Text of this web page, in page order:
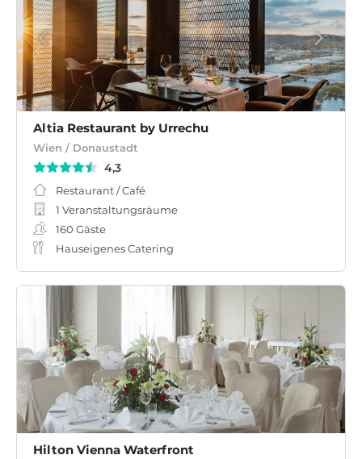
Altia Restaurant by Urrechu
Wien / Donaustadt
4,3
Restaurant / Café
1 Veranstaltungsräume
160 Gäste
Hauseigenes Catering
Hilton Vienna Waterfront